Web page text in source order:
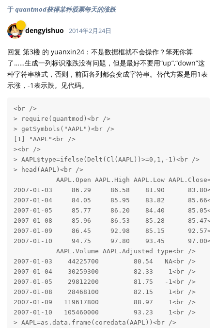
于quantmod获得某种股票每天的涨跌
dengyishuo 2014年2月24日
回复 第3楼 的 yuanxin24：不是数据框就不会操作？笨死你算
了……生成一列标识涨跌没有问题，但是最好不要用“up”,“down”这
种字符串格式，否则，前面各列都会变成字符串。替代方案是用1表
示涨，-1表示跌。见代码。
<br />
> require(quantmod)<br />
> getSymbols("AAPL")<br />
[1] "AAPL"<br />
><br />
> AAPL$type=ifelse(Delt(Cl(AAPL))>=0,1,-1)<br />
> head(AAPL)<br />
AAPL.Open AAPL.High AAPL.Low
2007-01-03     86.29     86.58    81.90
2007-01-04     84.05     85.95    83.82
2007-01-05     85.77     86.20    84.40
2007-01-08     85.96     86.53    85.28
2007-01-09     86.45     92.98    85.15
2007-01-10     94.75     97.80    93.45
           AAPL.Volume AAPL.Adjusted type<br />
2007-01-03    44225700         80.54   NA<br />
2007-01-04    30259300         82.33    1<br />
2007-01-05    29812200         81.75   -1<br />
2007-01-08    28468100         82.15    1<br />
2007-01-09   119617800         88.97    1<br />
2007-01-10   105460000         93.23    1<br />
> AAPL=as.data.frame(coredata(AAPL))<br />